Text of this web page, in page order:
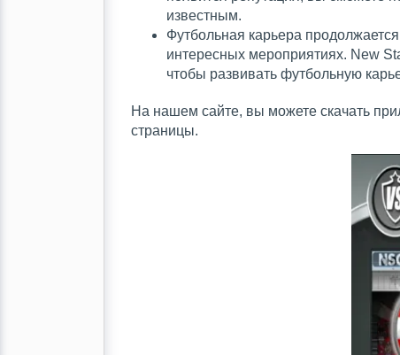
известным.
Футбольная карьера
интересных мероприятиях. New
чтобы развивать футбольную
На нашем сайте, вы можете скачать
страницы.